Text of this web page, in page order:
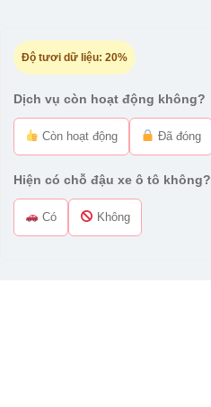
Độ tươi dữ liệu: 20%
Dịch vụ còn hoạt động không?
Còn hoạt động Đã đóng
Hiện có chỗ đậu xe ô tô không?
Có Không